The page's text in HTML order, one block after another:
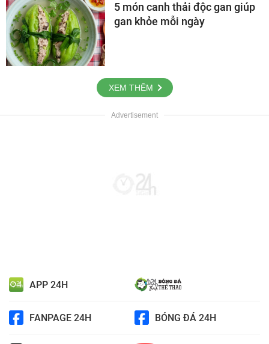
5 món canh thải độc gan giúp
gan khỏe mỗi ngày
XEM THÊM
APP 24H
FANPAGE 24H BÓNG ĐÁ 24H